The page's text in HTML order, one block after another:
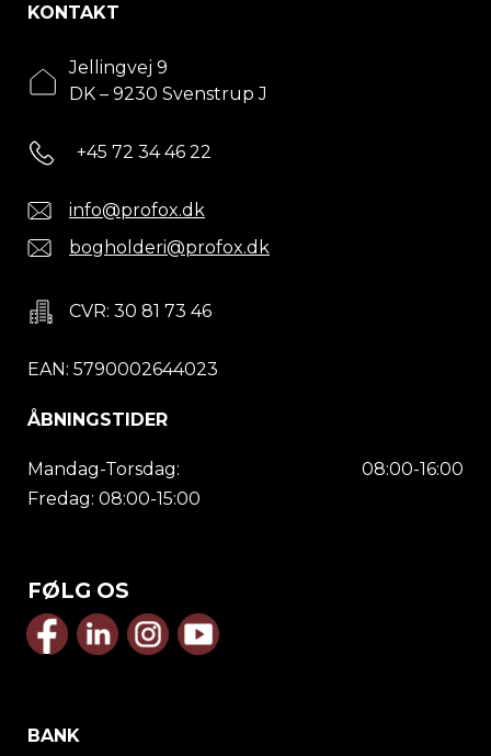
KONTAKT
Jellingvej 9
DK – 9230 Svenstrup J
+45 72 34 46 22
info@profox.dk
bogholderi@profox.dk
CVR: 30 81 73 46
EAN: 5790002644023
ÅBNINGSTIDER
Mandag-Torsdag:
08:00-16:00
Fredag: 08:00-15:00
FØLG OS
BANK